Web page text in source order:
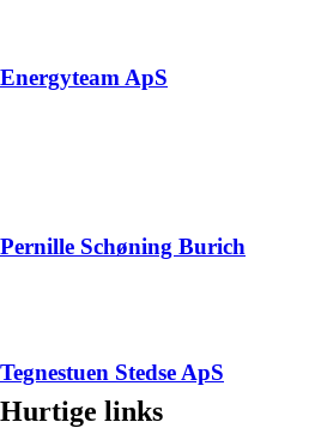
Energyteam ApS
Pernille Schøning Burich
Tegnestuen Stedse ApS
Hurtige links